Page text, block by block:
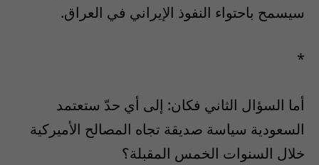
سيسمح باحتواء النفوذ الإيراني في العراق.
*
أما السؤال الثاني فكان: إلى أي حدّ ستعتمد
السعودية سياسة صديقة تجاه المصالح الأميركية
خلال السنوات الخمس المقبلة؟